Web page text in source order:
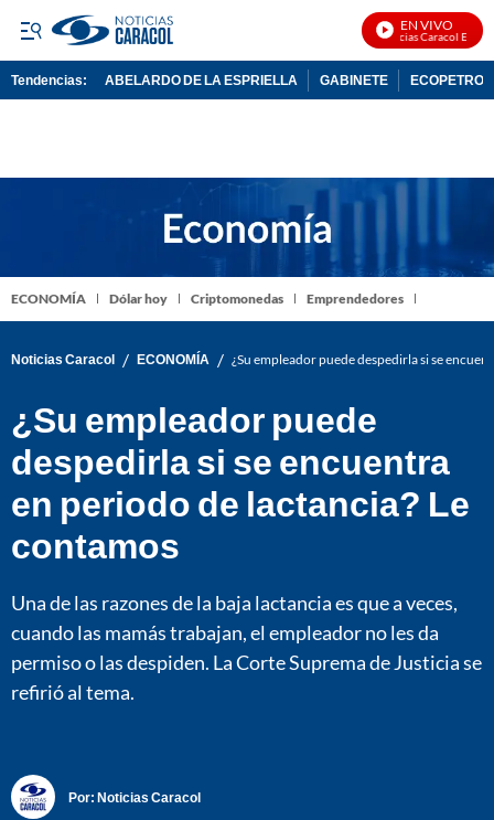
EN VIVO
Noticias Caracol En Vivo
Tendencias: ABELARDO DE LA ESPRIELLA GABINETE ECOPETROL
ECONOMÍA Dólar hoy Criptomonedas Emprendedores
Noticias Caracol / ECONOMÍA / ¿Su empleador puede despedirla si se
¿Su empleador puede
despedirla si se encuentra
en periodo de lactancia? Le
contamos
Una de las razones de la baja lactancia es que a veces,
cuando las mamás trabajan, el empleador no les da
permiso o las despiden. La Corte Suprema de Justicia se
refirió al tema.
Por: Noticias Caracol